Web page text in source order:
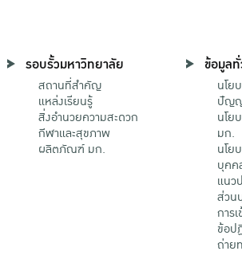
รอบรั้วมหาวิทยาลัย
สถานที่สำคัญ
แหล่งเรียนรู้
สิ่งอำนวยความสะดวก
กีฬาและสุขภาพ
ผลิตภัณฑ์ มก.
ข้อมูลทั่
นโย
ปัญ
นโย
มก.
นโย
บุคค
แนว
ส่วน
การ
ข้อป
ถ่าย